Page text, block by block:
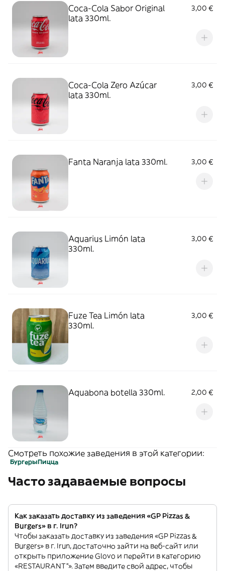
Coca-Cola Sabor Original
lata 330ml.
3,00 €
Coca-Cola Zero Azúcar
lata 330ml.
3,00 €
Fanta Naranja lata 330ml. 3,00 €
Aquarius Limón lata
330ml.
3,00 €
Fuze Tea Limón lata
330ml.
3,00 €
Aquabona botella 330ml. 2,00 €
Смотреть похожие заведения в этой категории:
БургерыПицца
Часто задаваемые вопросы
Как заказать доставку из заведения «GP Pizzas &
Burgers» в г. Irun?
Чтобы заказать доставку из заведения «GP Pizzas &
Burgers» в г. Irun, достаточно зайти на веб-сайт или
открыть приложение Glovo и перейти в категорию
«RESTAURANT”». Затем введите свой адрес, чтобы